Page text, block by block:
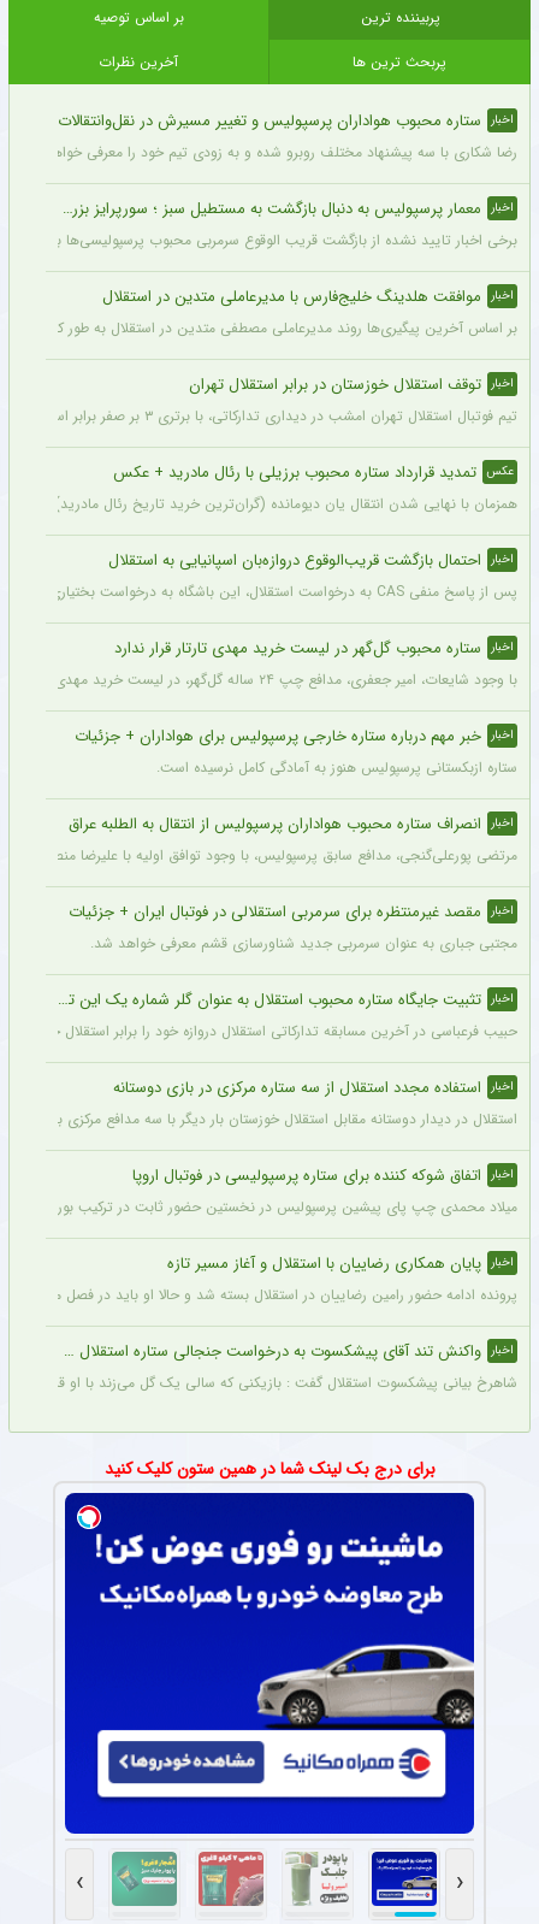
پربیننده ترین
بر اساس توصیه
پربحث ترین ها
آخرین نظرات
اخبار ستاره محبوب هواداران پرسپولیس و تغییر مسیرش در نقل‌وانتقالات
رضا شکاری با سه پیشنهاد مختلف روبرو شده و به زودی تیم خود را معرفی خواهد کرد.
اخبار معمار پرسپولیس به دنبال بازگشت به مستطیل سبز ؛ سورپرایز بزرگ در راه است ؟ + جزئیات
برخی اخبار تایید نشده از بازگشت قریب الوقوع سرمربی محبوب پرسپولیسی‌ها به دنیای
اخبار موافقت هلدینگ خلیج‌فارس با مدیرعاملی متدین در استقلال
بر اساس آخرین پیگیری‌ها روند مدیرعاملی مصطفی متدین در استقلال به طور کامل
اخبار توقف استقلال خوزستان در برابر استقلال تهران
تیم فوتبال استقلال تهران امشب در دیداری تدارکاتی، با برتری ۳ بر صفر برابر استقلال خوزستان، با دبل سعید سحرخیزان و گل یاسر آسانی پیروز شد.
عکس تمدید قرارداد ستاره محبوب برزیلی با رئال مادرید + عکس
همزمان با نهایی شدن انتقال یان دیومانده (گران‌ترین خرید تاریخ رئال مادرید)، تمدید قرارداد
اخبار احتمال بازگشت قریب‌الوقوع دروازه‌بان اسپانیایی به استقلال
پس از پاسخ منفی CAS به درخواست استقلال، این باشگاه به درخواست بختیاری‌زاده قصد دارد قرارداد آنتونیو آدان، دروازه‌بان اسپانیایی فصل گذشته، را تمدید کند.
اخبار ستاره محبوب گل‌گهر در لیست خرید مهدی تارتار قرار ندارد
با وجود شایعات، امیر جعفری، مدافع چپ ۲۴ ساله گل‌گهر، در لیست خرید مهدی تارتار قرار ندارد.
اخبار خبر مهم درباره ستاره خارجی پرسپولیس برای هواداران + جزئیات
ستاره ازبکستانی پرسپولیس هنوز به آمادگی کامل نرسیده است.
اخبار انصراف ستاره محبوب هواداران پرسپولیس از انتقال به الطلبه عراق
مرتضی پورعلی‌گنجی، مدافع سابق پرسپولیس، با وجود توافق اولیه با علیرضا منصوریان
اخبار مقصد غیرمنتظره برای سرمربی استقلالی در فوتبال ایران + جزئیات
مجتبی جباری به عنوان سرمربی جدید شناورسازی قشم معرفی خواهد شد.
اخبار تثبیت جایگاه ستاره محبوب استقلال به عنوان گلر شماره یک این تیم برای شروع لیگ
حبیب فرعباسی در آخرین مسابقه تدارکاتی استقلال دروازه خود را برابر استقلال
اخبار استفاده مجدد استقلال از سه ستاره مرکزی در بازی دوستانه
استقلال در دیدار دوستانه مقابل استقلال خوزستان بار دیگر با سه مدافع مرکزی به میدان رفت
اخبار اتفاق شوکه کننده برای ستاره پرسپولیسی در فوتبال اروپا
میلاد محمدی چپ‌ پای پیشین پرسپولیس در نخستین حضور ثابت در ترکیب بوراتس بانیا
اخبار پایان همکاری رضاییان با استقلال و آغاز مسیر تازه
پرونده ادامه حضور رامین رضاییان در استقلال بسته شد و حالا او باید در فصل منتهی
اخبار واکنش تند آقای پیشکسوت به درخواست جنجالی ستاره استقلال + جزئیات
شاهرخ بیانی پیشکسوت استقلال گفت : بازیکنی که سالی یک گل می‌زند با او قرارداد ۲۰۰ میلیاردی می‌بندند و این بازیکن «ناز» هم می‌کند که اگر فلان قدر ندهید قهر می‌کنم.
برای درج بک لینک شما در همین ستون کلیک کنید
‹
›